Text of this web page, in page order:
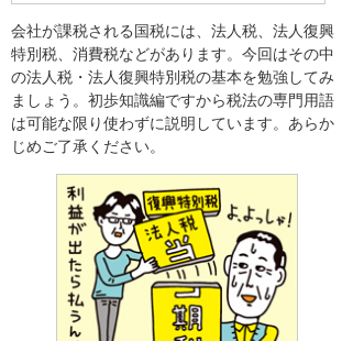
会社が課税される国税には、法人税、法人復興
特別税、消費税などがあります。今回はその中
の法人税・法人復興特別税の基本を勉強してみ
ましょう。初歩知識編ですから税法の専門用語
は可能な限り使わずに説明しています。あらか
じめご了承ください。